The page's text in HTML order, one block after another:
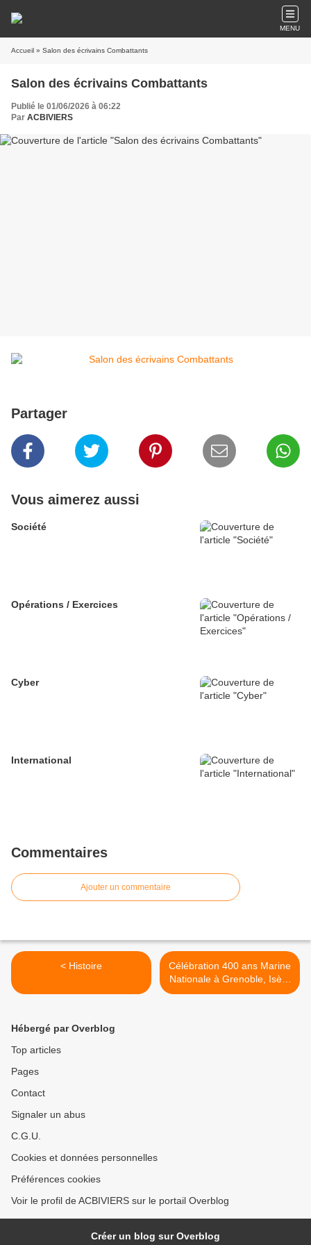
MENU
Accueil » Salon des écrivains Combattants
Salon des écrivains Combattants
Publié le 01/06/2026 à 06:22
Par ACBIVIERS
Partager
Vous aimerez aussi
Société
Opérations / Exercices
Cyber
International
Commentaires
Ajouter un commentaire
< Histoire
Célébration 400 ans Marine
Nationale à Grenoble, Isère
>
Hébergé par Overblog
Top articles
Pages
Contact
Signaler un abus
C.G.U.
Cookies et données personnelles
Préférences cookies
Voir le profil de ACBIVIERS sur le portail Overblog
Créer un blog sur Overblog